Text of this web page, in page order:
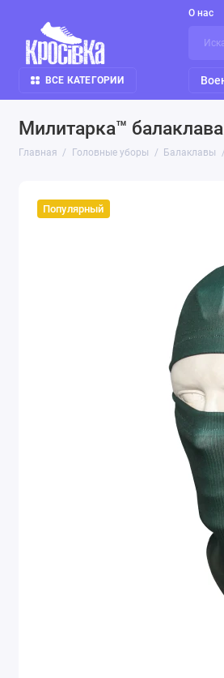
О нас
ВСЕ КАТЕГОРИИ
Милитарка™
Главная Головные уборы Балаклавы
Популярный